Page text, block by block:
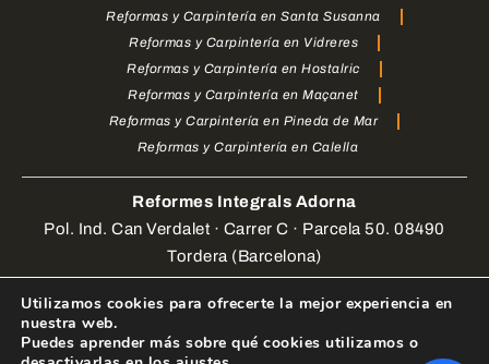
Reformas y Carpintería en Santa Susanna
Reformas y Carpintería en Vidreres
Reformas y Carpintería en Hostalric
Reformas y Carpintería en Maçanet
Reformas y Carpintería en Pineda de Mar
Reformas y Carpintería en Calella
Reformes Integrals Adorna
Pol. Ind. Can Verdalet · Carrer C · Parcela 50. 08490
Tordera (Barcelona)
Web Design byenrigomez Studio. Todos los derechos
reservados.
Utilizamos cookies para ofrecerte la mejor experiencia en
nuestra web.
Puedes aprender más sobre qué cookies utilizamos o